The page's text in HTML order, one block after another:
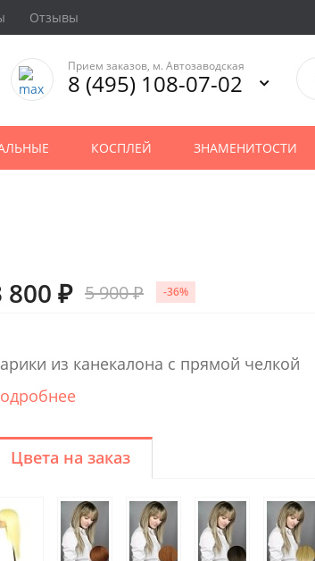
Отзывы
Прием заказов, м. Автозаводская
8 (495) 108-07-02
КОСПЛЕЙ ЗНАМЕНИТОСТИ
800 ₽ 5 900 ₽ -36%
из канекалона с прямой челкой
Цвета на заказ